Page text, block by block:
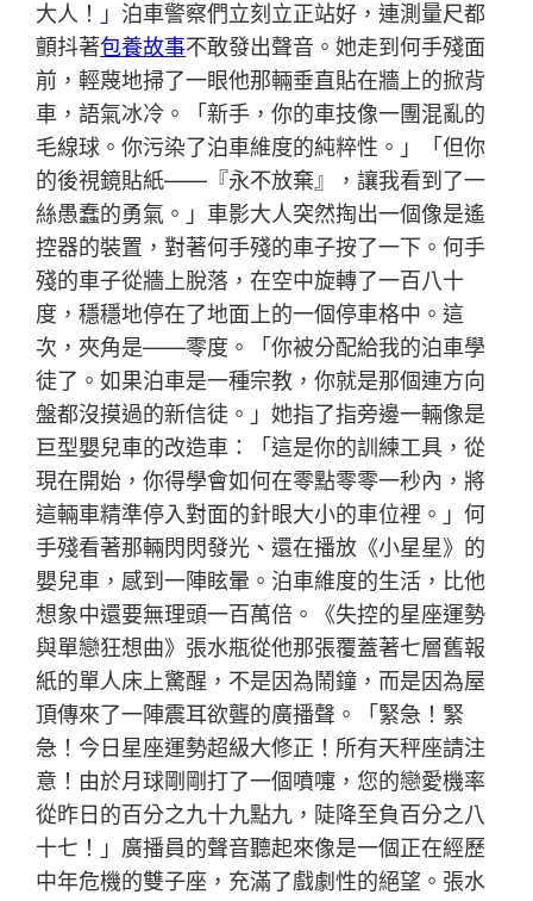
大人！」泊車警察們立刻立正站好，連測量尺都
顫抖著包養故事不敢發出聲音。她走到何手殘面
前，輕蔑地掃了一眼他那輛垂直貼在牆上的掀背
車，語氣冰冷。「新手，你的車技像一團混亂的
毛線球。你污染了泊車維度的純粹性。」「但你
的後視鏡貼紙——『永不放棄』，讓我看到了一
絲愚蠢的勇氣。」車影大人突然掏出一個像是遙
控器的裝置，對著何手殘的車子按了一下。何手
殘的車子從牆上脫落，在空中旋轉了一百八十
度，穩穩地停在了地面上的一個停車格中。這
次，夾角是——零度。「你被分配給我的泊車學
徒了。如果泊車是一種宗教，你就是那個連方向
盤都沒摸過的新信徒。」她指了指旁邊一輛像是
巨型嬰兒車的改造車：「這是你的訓練工具，從
現在開始，你得學會如何在零點零零一秒內，將
這輛車精準停入對面的針眼大小的車位裡。」何
手殘看著那輛閃閃發光、還在播放《小星星》的
嬰兒車，感到一陣眩暈。泊車維度的生活，比他
想象中還要無理頭一百萬倍。《失控的星座運勢
與單戀狂想曲》張水瓶從他那張覆蓋著七層舊報
紙的單人床上驚醒，不是因為鬧鐘，而是因為屋
頂傳來了一陣震耳欲聾的廣播聲。「緊急！緊
急！今日星座運勢超級大修正！所有天秤座請注
意！由於月球剛剛打了一個噴嚏，您的戀愛機率
從昨日的百分之九十九點九，陡降至負百分之八
十七！」廣播員的聲音聽起來像是一個正在經歷
中年危機的雙子座，充滿了戲劇性的絕望。張水